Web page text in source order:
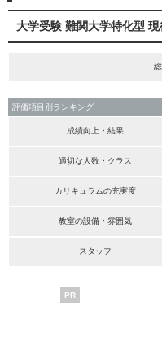
大学受験 難関大学特化型 現
評価項目別ランキング
成績向上・結果
適切な人数・クラス
カリキュラムの充実度
教室の設備・雰囲気
スタッフ
PR